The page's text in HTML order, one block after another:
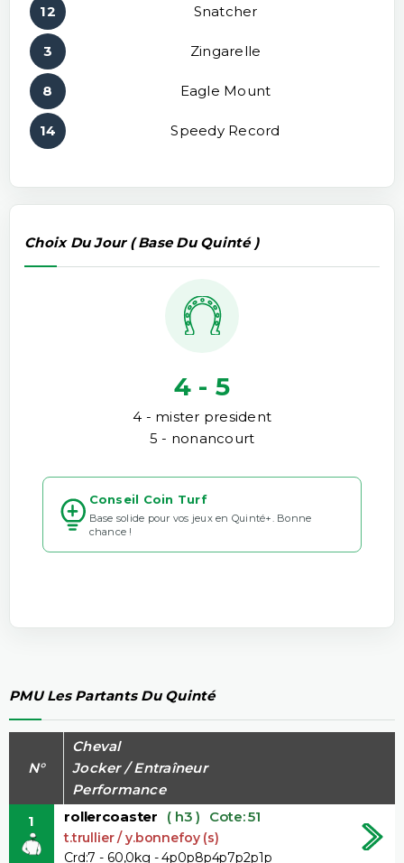
12 Snatcher
3 Zingarelle
8 Eagle Mount
14 Speedy Record
Choix Du Jour ( Base Du Quinté )
4 - 5
4 - mister president
5 - nonancourt
Conseil Coin Turf
Base solide pour vos jeux en Quinté+. Bonne
chance !
PMU Les Partants Du Quinté
N°
Cheval
Jocker / Entraîneur
Performance
1
rollercoaster ( h3 ) Cote: 51
t.trullier / y.bonnefoy (s)
Crd:7 - 60,0kg - 4p0p8p4p7p2p1p